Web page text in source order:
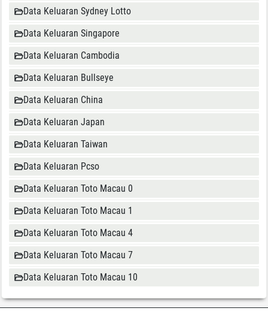
Data Keluaran Sydney Lotto
Data Keluaran Singapore
Data Keluaran Cambodia
Data Keluaran Bullseye
Data Keluaran China
Data Keluaran Japan
Data Keluaran Taiwan
Data Keluaran Pcso
Data Keluaran Toto Macau 0
Data Keluaran Toto Macau 1
Data Keluaran Toto Macau 4
Data Keluaran Toto Macau 7
Data Keluaran Toto Macau 10